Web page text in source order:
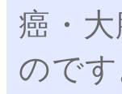
癌・
のです